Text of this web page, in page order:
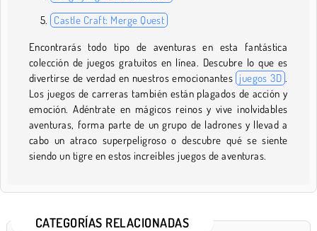
Castle Craft: Merge Quest
Encontrarás todo tipo de aventuras en esta fantástica
colección de juegos gratuitos en línea. Descubre lo que es
divertirse de verdad en nuestros emocionantes juegos 3D .
Los juegos de carreras también están plagados de acción y
emoción. Adéntrate en mágicos reinos y vive inolvidables
aventuras, forma parte de un grupo de ladrones y llevad a
cabo un atraco superpeligroso o descubre qué se siente
siendo un tigre en estos increíbles juegos de aventuras.
CATEGORÍAS RELACIONADAS